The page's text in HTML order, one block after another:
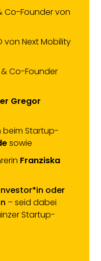
Co-Founder von
von Next Mobility
& Co-Founder
Gregor
beim Startup-
sowie
Franziska
oder
– seid dabei
Startup-